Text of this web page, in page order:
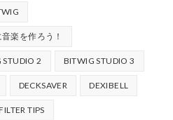
楽を作ろう！
STUDIO 2 BITWIG STUDIO 3
DECKSAVER DEXIBELL
TIPS